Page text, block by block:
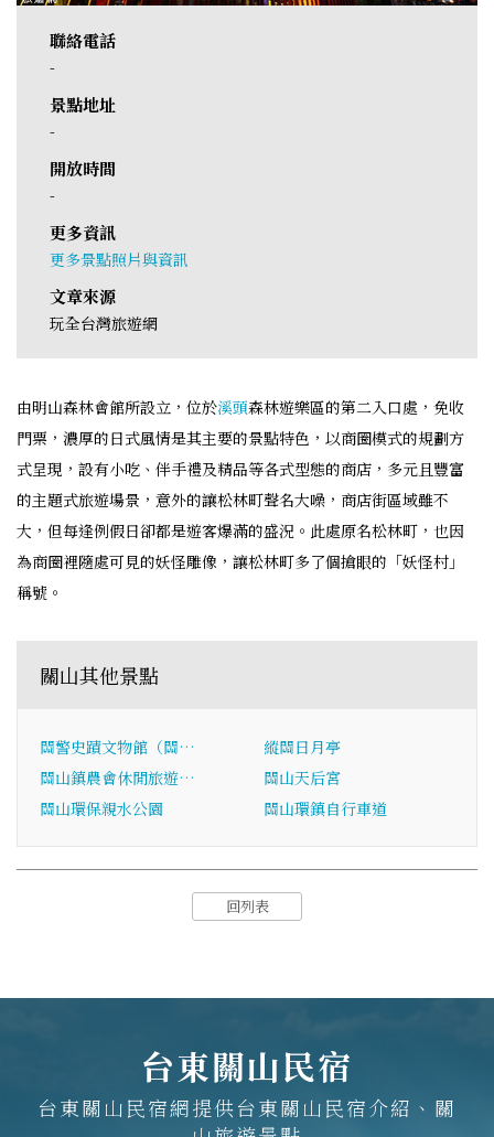
聯絡電話
-
景點地址
-
開放時間
-
更多資訊
更多景點照片與資訊
文章來源
玩全台灣旅遊網
由明山森林會館所設立，位於溪頭森林遊樂區的第二入口處，免收
門票，濃厚的日式風情是其主要的景點特色，以商圈模式的規劃方
式呈現，設有小吃、伴手禮及精品等各式型態的商店，多元且豐富
的主題式旅遊場景，意外的讓松林町聲名大噪，商店街區域雖不
大，但每逢例假日卻都是遊客爆滿的盛況。此處原名松林町，也因
為商圈裡隨處可見的妖怪雕像，讓松林町多了個搶眼的「妖怪村」
稱號。
關山其他景點
關警史蹟文物館（關…
縱關日月亭
關山鎮農會休閒旅遊…
關山天后宮
關山環保親水公園
關山環鎮自行車道
回列表
台東關山民宿
台東關山民宿網提供台東關山民宿介紹、關